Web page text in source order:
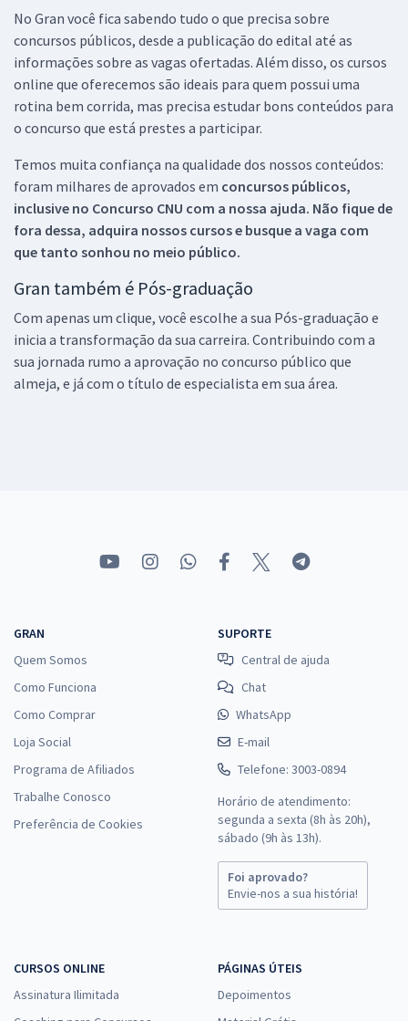
No Gran você fica sabendo tudo o que precisa sobre
concursos públicos, desde a publicação do edital até as
informações sobre as vagas ofertadas. Além disso, os cursos
online que oferecemos são ideais para quem possui uma
rotina bem corrida, mas precisa estudar bons conteúdos para
o concurso que está prestes a participar.
Temos muita confiança na qualidade dos nossos conteúdos:
foram milhares de aprovados em concursos públicos,
inclusive no Concurso CNU com a nossa ajuda. Não fique de
fora dessa, adquira nossos cursos e busque a vaga com
que tanto sonhou no meio público.
Gran também é Pós-graduação
Com apenas um clique, você escolhe a sua Pós-graduação e
inicia a transformação da sua carreira. Contribuindo com a
sua jornada rumo a aprovação no concurso público que
almeja, e já com o título de especialista em sua área.
GRAN
Quem Somos
Como Funciona
Como Comprar
Loja Social
Programa de Afiliados
Trabalhe Conosco
Preferência de Cookies
SUPORTE
Central de ajuda
Chat
WhatsApp
E-mail
Telefone: 3003-0894
Horário de atendimento:
segunda a sexta (8h às 20h),
sábado (9h às 13h).
Foi aprovado?
Envie-nos a sua história!
CURSOS ONLINE
Assinatura Ilimitada
PÁGINAS ÚTEIS
Depoimentos